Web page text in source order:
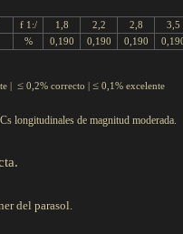
f 1:/ 1,8 2,2 2,8
3,5
% 0,190 0,190 0,190
| ≤ 0,2% correcto | ≤ 0,1% excelente
longitudinales de magnitud moderada.
del parasol.